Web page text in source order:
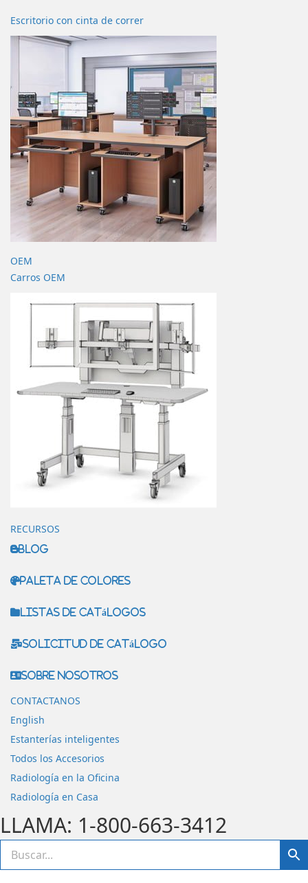
Escritorio con cinta de correr
OEM
Carros OEM
RECURSOS
Blog
Paleta de colores
Listas de catálogos
Solicitud de catálogo
Sobre nosotros
CONTACTANOS
English
Estanterías inteligentes
Todos los Accesorios
Radiología en la Oficina
Radiología en Casa
LLAMA: 1-800-663-3412